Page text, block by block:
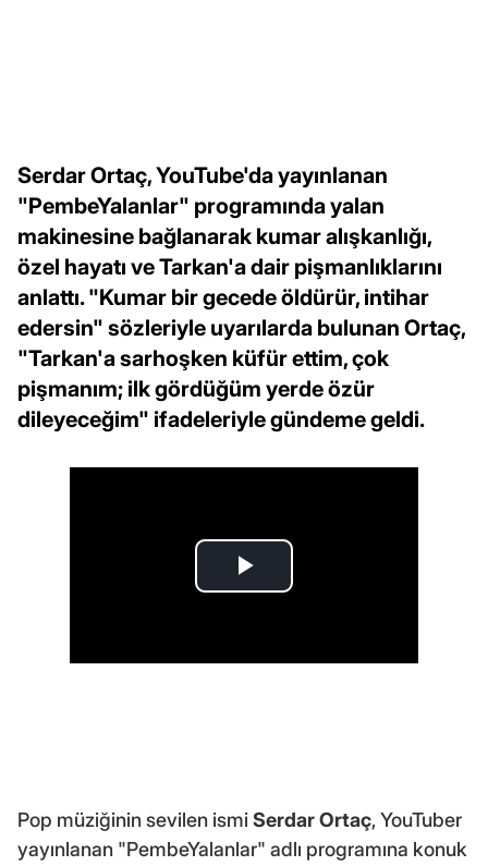
Serdar Ortaç, YouTube'da yayınlanan
"PembeYalanlar" programında yalan
makinesine bağlanarak kumar alışkanlığı,
özel hayatı ve Tarkan'a dair pişmanlıklarını
anlattı. "Kumar bir gecede öldürür, intihar
edersin" sözleriyle uyarılarda bulunan Ortaç,
"Tarkan'a sarhoşken küfür ettim, çok
pişmanım; ilk gördüğüm yerde özür
dileyeceğim" ifadeleriyle gündeme geldi.
Pop müziğinin sevilen ismiSerdar Ortaç, YouTuber
yayınlanan "PembeYalanlar" adlı programına konuk